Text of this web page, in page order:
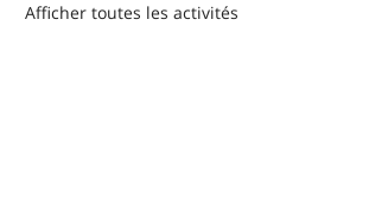
Afficher toutes les activités